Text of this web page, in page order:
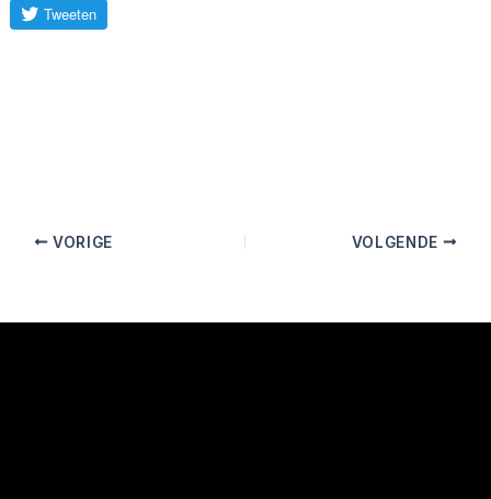
VORIGE VOLGENDE